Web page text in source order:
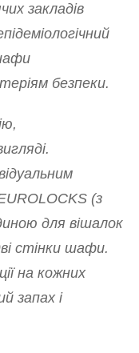
закладів
безпеки.
(з
для вішалок
стінки шафи.
на кожних
запах і